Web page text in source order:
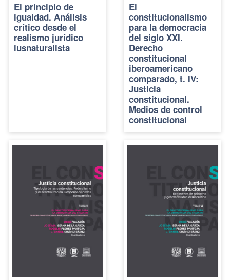
El principio de
igualdad. Análisis
crítico desde el
realismo jurídico
iusnaturalista
El
constitucionalismo
para la democracia
del siglo XXI.
Derecho
constitucional
iberoamericano
comparado, t. IV:
Justicia
constitucional.
Medios de control
constitucional